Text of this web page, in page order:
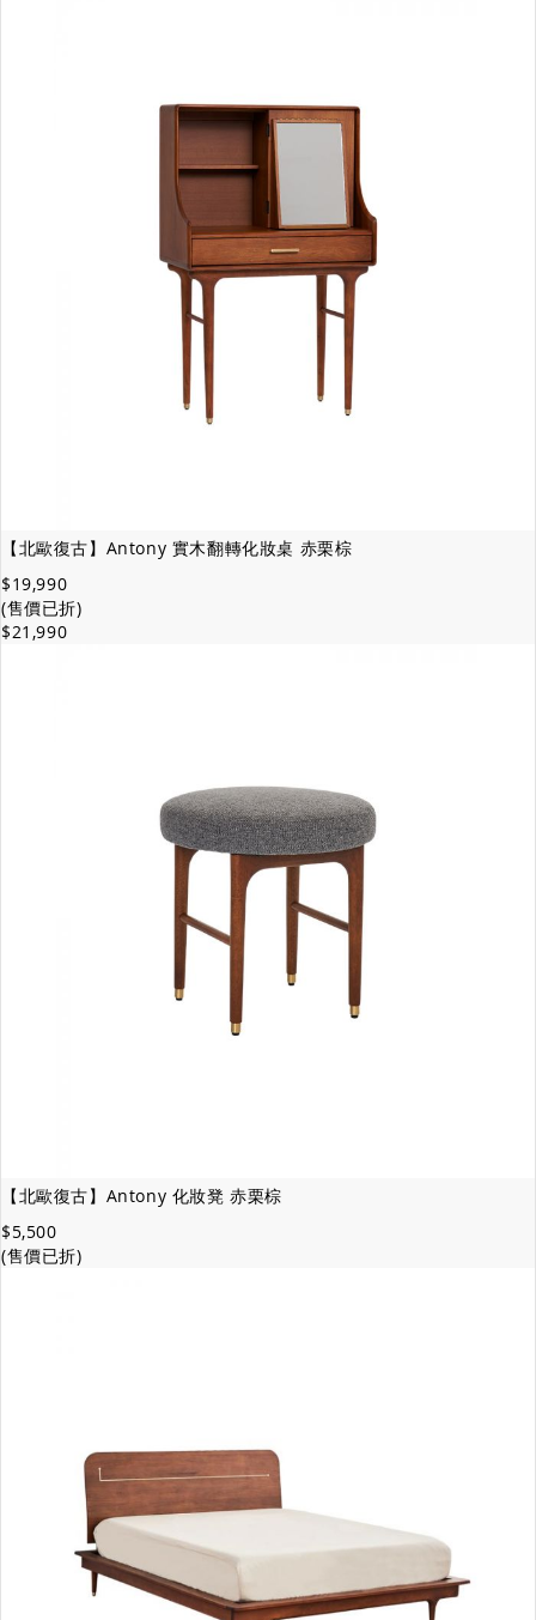
【北歐復古】Antony 實木翻轉化妝桌 赤栗棕
$19,990
(售價已折)
$21,990
【北歐復古】Antony 化妝凳 赤栗棕
$5,500
(售價已折)